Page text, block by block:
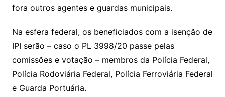
fora outros agentes e guardas municipais.
Na esfera federal, os beneficiados com a isenção de
IPI serão – caso o PL 3998/20 passe pelas
comissões e votação – membros da Polícia Federal,
Polícia Rodoviária Federal, Polícia Ferroviária Federal
e Guarda Portuária.